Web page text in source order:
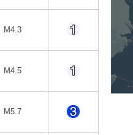
M4.3
M4.5
M5.7